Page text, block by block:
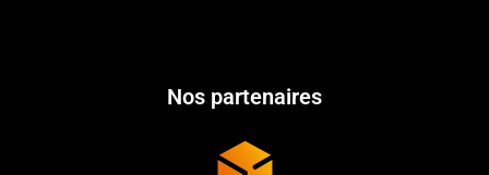
Nos partenaires